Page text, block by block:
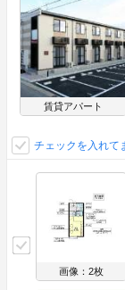
賃貸アパート
チェックを入れて
画像：2枚